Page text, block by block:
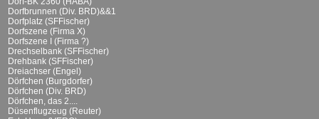
Dorfbrunnen (Div. BRD)&&1
Dorfplatz (SFFischer)
Dorfszene (Firma X)
Dorfszene I (Firma ?)
Drechselbank (SFFischer)
Drehbank (SFFischer)
Dreiachser (Engel)
Dörfchen (Burgdorfer)
Dörfchen (Div. BRD)
Dörfchen, das 2....
Düsenflugzeug (Reuter)